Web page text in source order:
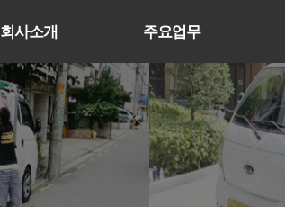
회사소개 주요업무